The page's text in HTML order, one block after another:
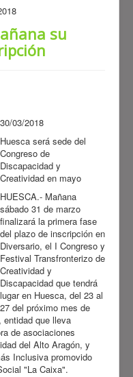
su
30/03/2018
Huesca será sede del
Congreso de
Discapacidad y
Creatividad en mayo
HUESCA.- Mañana
sábado 31 de marzo
finalizará la primera fase
del plazo de inscripción en
Diversario, el I Congreso y
Festival Transfronterizo de
Creatividad y
Discapacidad que tendrá
lugar en Huesca, del 23 al
27 del próximo mes de
entidad que lleva
de asociaciones
del Alto Aragón, y
Inclusiva promovido
"La Caixa".